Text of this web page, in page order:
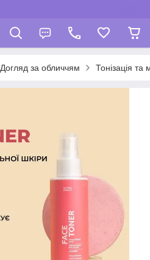
Догляд за обличчям Тонізація та